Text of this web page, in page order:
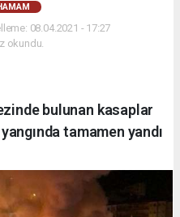
08.04.2021 - 17:27
okundu.
bulunan kasaplar
tamamen yandı